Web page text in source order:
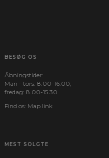
BESØG OS
Åbningstider:
Man - tors: 8.00-16.00,
fredag: 8.00-15.30
Find os: Map link
MEST SOLGTE